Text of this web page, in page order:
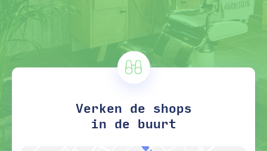
Verken de shops
in de buurt